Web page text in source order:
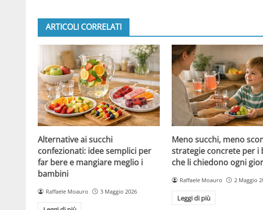
ARTICOLI CORRELATI
Alternative ai succhi
confezionati: idee semplici per
far bere e mangiare meglio i
bambini
Raffaele Moauro 3 Maggio 2026
Meno succhi, meno
strategie concrete per i
che li chiedono ogni
Raffaele Moauro 2 Maggio
Leggi di più